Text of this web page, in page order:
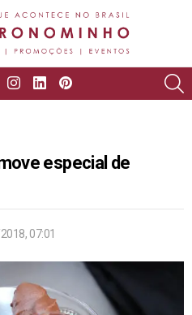
instagram
linkedin
especial de
07:01